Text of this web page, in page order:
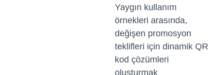
Yaygın kullanım
örnekleri arasında,
değişen promosyon
teklifleri için dinamik QR
kod çözümleri
oluşturmak